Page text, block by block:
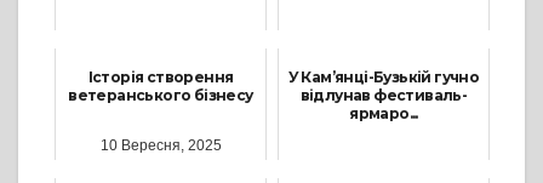
Історія створення
ветеранського бізнесу
10 Вересня, 2025
У Кам’янці-Бузькій гучно
відлунав фестиваль-
ярмаро...